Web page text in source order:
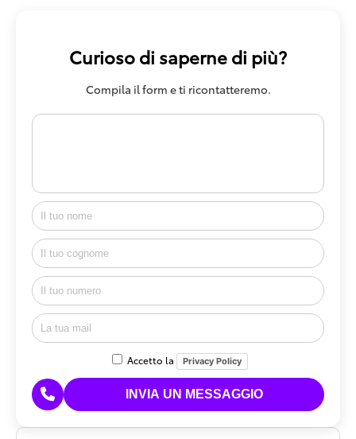
Curioso di saperne di più?
Compila il form e ti ricontatteremo.
Accetto la Privacy Policy